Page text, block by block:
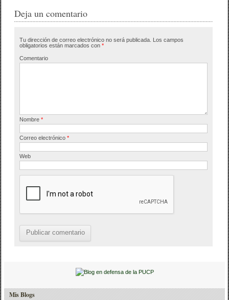
e
o
o
er p
tir
Deja un comentario
Tu dirección de correo electrónico no será publicada. Los campos
obligatorios están marcados con*
Comentario
Nombre*
Correo electrónico*
Web
Mis Blogs